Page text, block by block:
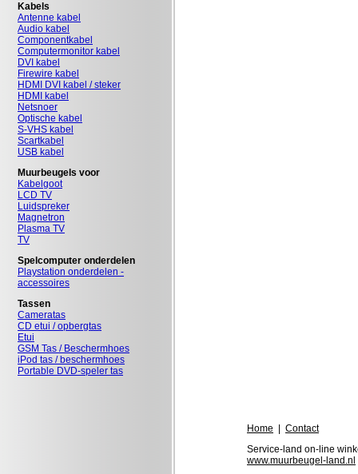
Kabels
Antenne kabel
Audio kabel
Componentkabel
Computermonitor kabel
DVI kabel
Firewire kabel
HDMI DVI kabel / steker
HDMI kabel
Netsnoer
Optische kabel
S-VHS kabel
Scartkabel
USB kabel
Muurbeugels voor
Kabelgoot
LCD TV
Luidspreker
Magnetron
Plasma TV
TV
Spelcomputer onderdelen
Playstation onderdelen -
accessoires
Tassen
Cameratas
CD etui / opbergtas
Etui
GSM Tas / Beschermhoes
iPod tas / beschermhoes
Portable DVD-speler tas
Home
Contact
Service-land on-line
www.muurbeugel-land.nl